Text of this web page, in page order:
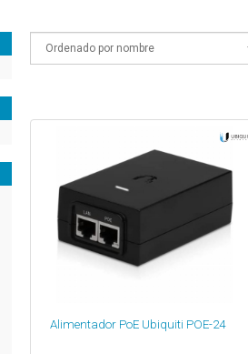
Alimentador PoE Ubiquiti POE-24